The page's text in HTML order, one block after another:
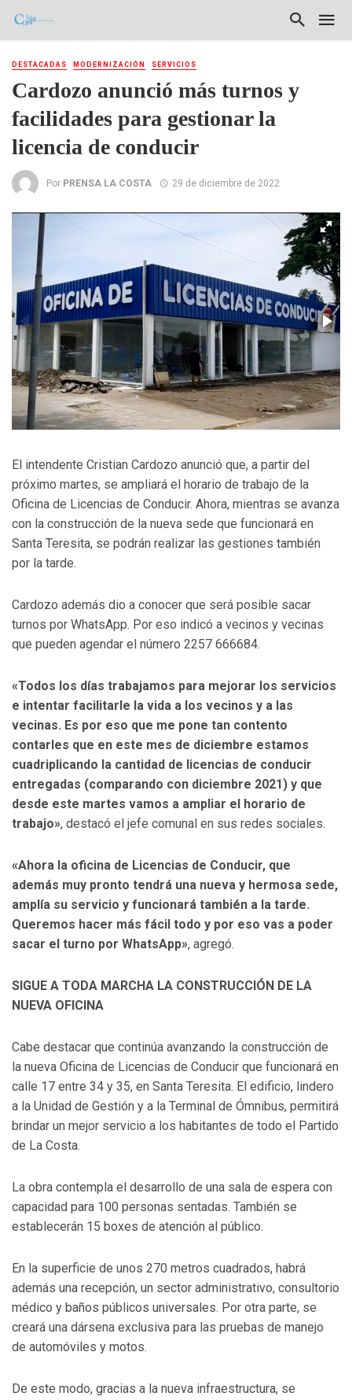
DESTACADAS MODERNIZACIÓN SERVICIOS
Cardozo anunció más turnos y
facilidades para gestionar la
licencia de conducir
Por PRENSA LA COSTA 29 de diciembre de 2022
El intendente Cristian Cardozo anunció que, a partir del
próximo martes, se ampliará el horario de trabajo de la
Oficina de Licencias de Conducir. Ahora, mientras se avanza
con la construcción de la nueva sede que funcionará en
Santa Teresita, se podrán realizar las gestiones también
por la tarde.
Cardozo además dio a conocer que será posible sacar
turnos por WhatsApp. Por eso indicó a vecinos y vecinas
que pueden agendar el número 2257 666684.
«Todos los días trabajamos para mejorar los servicios
e intentar facilitarle la vida a los vecinos y a las
vecinas. Es por eso que me pone tan contento
contarles que en este mes de diciembre estamos
cuadriplicando la cantidad de licencias de conducir
entregadas (comparando con diciembre 2021) y que
desde este martes vamos a ampliar el horario de
trabajo», destacó el jefe comunal en sus redes sociales.
«Ahora la oficina de Licencias de Conducir, que
además muy pronto tendrá una nueva y hermosa sede,
amplía su servicio y funcionará también a la tarde.
Queremos hacer más fácil todo y por eso vas a poder
sacar el turno por WhatsApp», agregó.
SIGUE A TODA MARCHA LA CONSTRUCCIÓN DE LA
NUEVA OFICINA
Cabe destacar que continúa avanzando la construcción de
la nueva Oficina de Licencias de Conducir que funcionará en
calle 17 entre 34 y 35, en Santa Teresita. El edificio, lindero
a la Unidad de Gestión y a la Terminal de Ómnibus, permitirá
brindar un mejor servicio a los habitantes de todo el Partido
de La Costa.
La obra contempla el desarrollo de una sala de espera con
capacidad para 100 personas sentadas. También se
establecerán 15 boxes de atención al público.
En la superficie de unos 270 metros cuadrados, habrá
además una recepción, un sector administrativo, consultorio
médico y baños públicos universales. Por otra parte, se
creará una dársena exclusiva para las pruebas de manejo
de automóviles y motos.
De este modo, gracias a la nueva infraestructura, se